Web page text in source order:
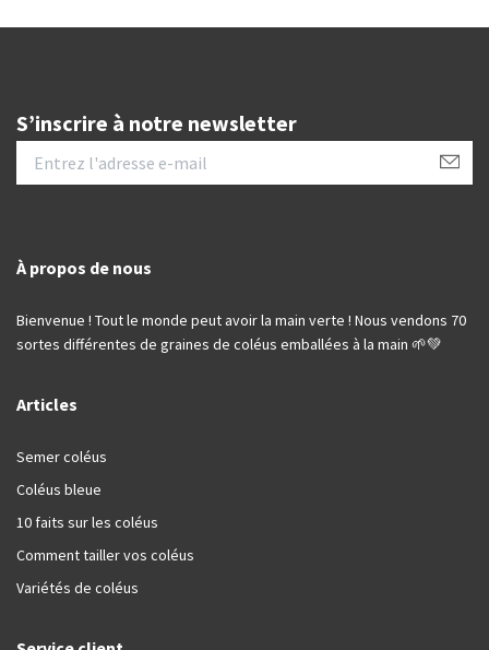
S’inscrire à notre newsletter
À propos de nous
Bienvenue ! Tout le monde peut avoir la main verte ! Nous vendons 70
sortes différentes de graines de coléus emballées à la main 🌱💚
Articles
Semer coléus
Coléus bleue
10 faits sur les coléus
Comment tailler vos coléus
Variétés de coléus